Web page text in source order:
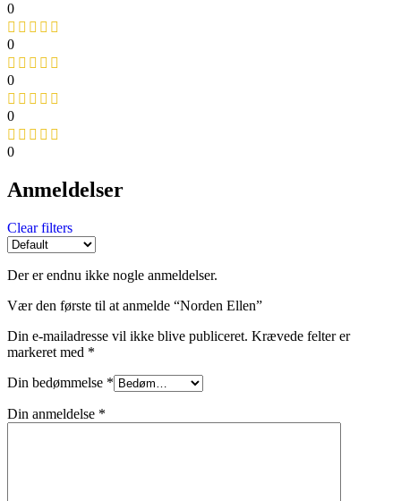
0
0
0
0
0
Anmeldelser
Clear filters
Der er endnu ikke nogle anmeldelser.
Vær den første til at anmelde “Norden Ellen”
Din e-mailadresse vil ikke blive publiceret. Krævede felter er
markeret med *
Din bedømmelse *
Din anmeldelse *